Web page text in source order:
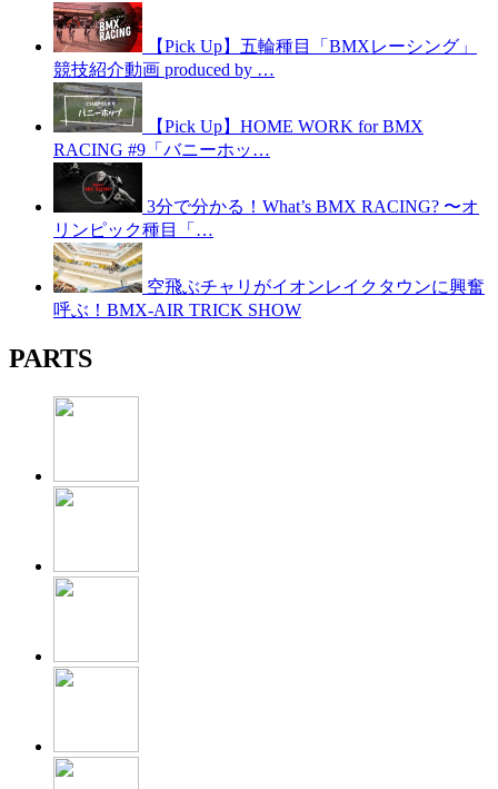
【Pick Up】五輪種目「BMXレーシング」
競技紹介動画 produced by …
【Pick Up】HOME WORK for BMX
RACING #9「バニーホッ…
3分で分かる！What’s BMX RACING? 〜オ
リンピック種目「…
空飛ぶチャリがイオンレイクタウンに興奮
呼ぶ！BMX-AIR TRICK SHOW
PARTS